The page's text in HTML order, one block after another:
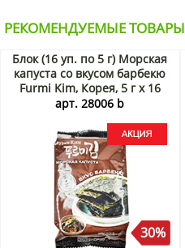
РЕКОМЕНДУЕМЫЕ ТОВАРЫ
Блок (16 уп. по 5 г) Морская
капуста со вкусом барбекю
Furmi Kim, Корея, 5 г х 16
шт. Акция
арт. 28006 b
30%